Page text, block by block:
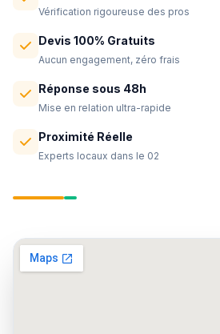
Vérification rigoureuse des pros
Devis 100% Gratuits
Aucun engagement, zéro frais
Réponse sous 48h
Mise en relation ultra-rapide
Proximité Réelle
Experts locaux dans le 02